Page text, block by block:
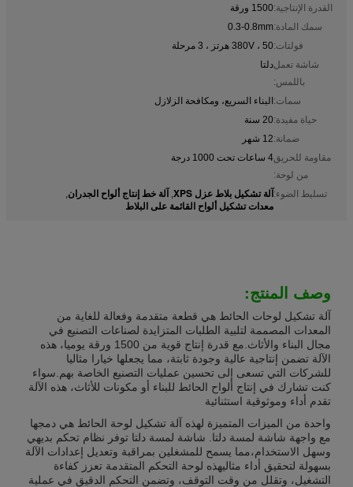
القدرة الإنتاجية:1500 ورقة
سمك المادة:0.3-0.8mm
فولتات:380V ، 50 هرتز ، 3 مرحلة
شاشة تعمل
باللمس:
دلتا
سمات:البناء السريع، ومكافحة الزلازل
حياة مفيدة:20 سنة
ضمانة:12 شهر
مقاومة للحريق
من لوحة:
4 ساعات تحت 1000 درجة
تسليط الضوء:آلة تشكيل بلاط عزل XPS , آلة خط إنتاج ألواح الجدران,
معدات تشكيل ألواح القائمة على البلاط
وصف المنتج:
آلة تشكيل لوحات الحائط هي قطعة متقدمة وفعالة للغاية من
المعدات المصممة لتلبية الطلبات المتزايدة لصناعات التصنيع في
مجال البناء والأثاث.مع قدرة إنتاج قوية من 1500 ورقة يوميا، هذه
الآلة تضمن إنتاجية عالية وجودة ثابتة، مما يجعلها خيارا مثاليا
للشركات التي تسعى إلى تحسين عمليات التصنيع الخاصة بهم.سواء
كنت تشارك في إنتاج ألواح الحائط للبناء أو مكونات للأثاث، هذه الآلة
تقدم أداء وموثوقية استثنائية
واحدة من الميزات المتميزة لهذه آلة تشكيل لوحة الحائط هي دمجها
مع واجهة شاشة لمسة دلتا. شاشة لمسة دلتا توفر نظام تحكم بديهي
وسهل الاستخدام،مما يسمح للمشغلين بمراقبة وتعديل إعدادات الآلة
بسهولة لتحقيق أداء مثاليهذه لوحة التحكم المتقدمة تعزز كفاءة
التشغيل، وتقلل من وقت التوقف، وتضمن التحكم الدقيق في عملية